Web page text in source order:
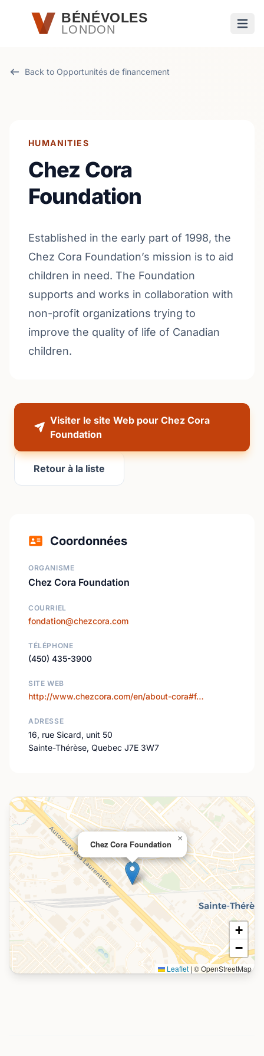
Passer au contenu principal
BÉNÉVOLES
LONDON
Back to Opportunités de financement
HUMANITIES
Chez Cora
Foundation
Established in the early part of 1998, the
Chez Cora Foundation’s mission is to aid
children in need. The Foundation
supports and works in collaboration with
non-profit organizations trying to
improve the quality of life of Canadian
children.
Visiter le site Web pour Chez Cora
Foundation
Retour à la liste
Coordonnées
ORGANISME
Chez Cora Foundation
COURRIEL
fondation@chezcora.com
TÉLÉPHONE
(450) 435-3900
SITE WEB
http://www.chezcora.com/en/about-cora#f…
ADRESSE
16, rue Sicard, unit 50
Sainte-Thérèse, Quebec J7E 3W7
Chez Cora Foundation
×
+
−
Leaflet | © OpenStreetMap